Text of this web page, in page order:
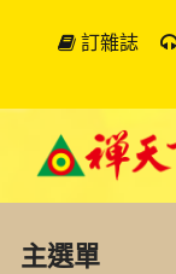
訂雜誌
主選單